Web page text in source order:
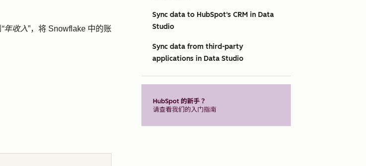
“年收入”，将 Snowflake 中的账
Sync data to HubSpot's CRM in Data
Studio
Sync data from third-party
applications in Data Studio